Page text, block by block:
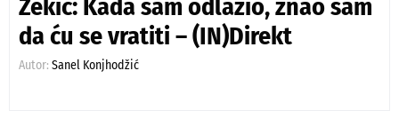
Zekić: Kada sam odlazio, znao sam
da ću se vratiti – (IN)Direkt
Autor: Sanel Konjhodžić